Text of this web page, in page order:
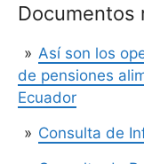
Documentos
Así son los
de pensiones
Ecuador
Consulta de